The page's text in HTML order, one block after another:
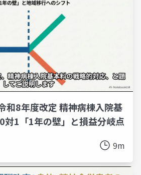
和8年度改定 精神病棟入院基
1「1年の壁」と損益分岐点
9m